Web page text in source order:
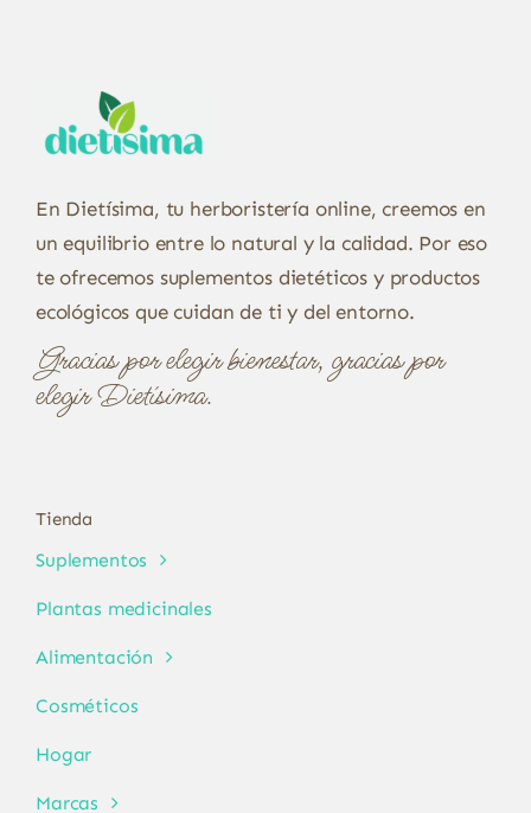
En Dietísima, tu herboristería online, creemos en
un equilibrio entre lo natural y la calidad. Por eso
te ofrecemos suplementos dietéticos y productos
ecológicos que cuidan de ti y del entorno.
Gracias por elegir bienestar, gracias por
elegir Dietísima.
Tienda
Suplementos
Plantas medicinales
Alimentación
Cosméticos
Hogar
Marcas